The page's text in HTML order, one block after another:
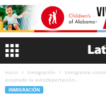
Inicio Inmigración
Inmigrante
aceptado la autodeportación...
INMIGRACIÓN